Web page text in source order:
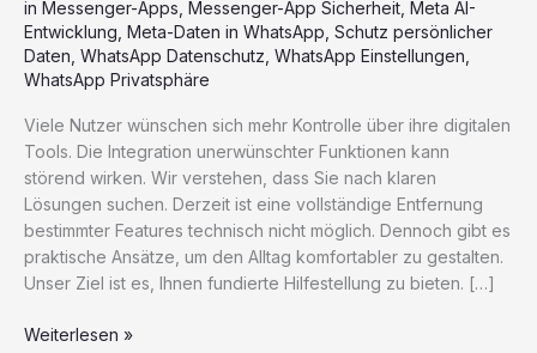
in Messenger-Apps Messenger-App Sicherheit Meta AI-
Entwicklung Meta-Daten in WhatsApp Schutz persönlicher
Daten WhatsApp Datenschutz WhatsApp Einstellungen
WhatsApp Privatsphäre
Viele Nutzer wünschen sich mehr Kontrolle über ihre digitalen
Tools. Die Integration unerwünschter Funktionen kann
störend wirken. Wir verstehen, dass Sie nach klaren
Lösungen suchen. Derzeit ist eine vollständige Entfernung
bestimmter Features technisch nicht möglich. Dennoch gibt es
praktische Ansätze, um den Alltag komfortabler zu gestalten.
Unser Ziel ist es, Ihnen fundierte Hilfestellung zu bieten. […]
WhatsApp
Weiterlesen »